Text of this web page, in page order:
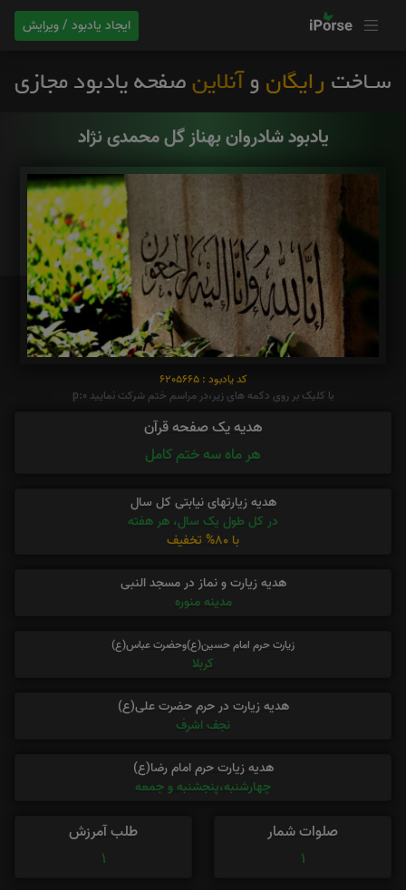
ایجاد یادبود / ویرایش
یادبود شادروان بهناز گل محمدی نژاد
کد یادبود : 6205665
با کلیک بر روی دکمه های زیر،در مراسم ختم شرکت نمایید p:0
هدیه یک صفحه قرآن
هر ماه سه ختم کامل
هدیه زیارتهای نیابتی کل سال
در کل طول یک سال، هر هفته
با 80% تخفیف
هدیه زیارت و نماز در مسجد النبی
مدینه منوره
زیارت حرم امام حسین(ع)وحضرت عباس(ع)
کربلا
هدیه زیارت در حرم حضرت علی(ع)
نجف اشرف
هدیه زیارت حرم امام رضا(ع)
چهارشنبه،پنجشنبه و جمعه
صلوات شمار
1
طلب آمرزش
1